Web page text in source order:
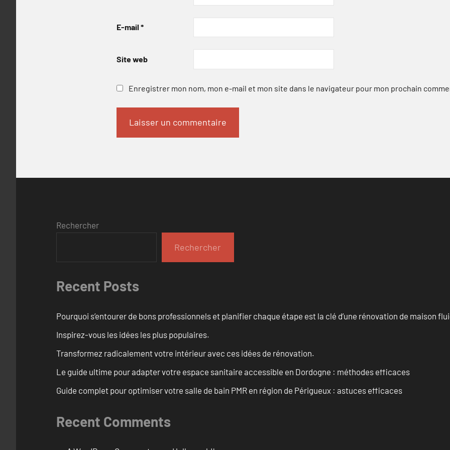
E-mail *
Site web
Enregistrer mon nom, mon e-mail et mon site dans le navigateur pour mon prochain
Rechercher
Rechercher
Recent Posts
Pourquoi s’entourer de bons professionnels et planifier chaque étape est la clé d’une rénovation de maison
Inspirez-vous les idées les plus populaires.
Transformez radicalement votre intérieur avec ces idées de rénovation.
Le guide ultime pour adapter votre espace sanitaire accessible en Dordogne : méthodes efficaces
Guide complet pour optimiser votre salle de bain PMR en région de Périgueux : astuces efficaces
Recent Comments